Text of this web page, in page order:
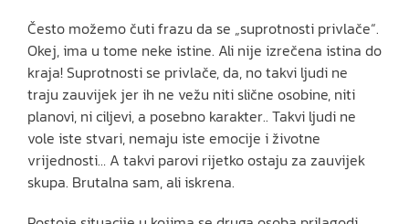
Često možemo čuti frazu da se „suprotnosti privlače“.
Okej, ima u tome neke istine. Ali nije izrečena istina do
kraja! Suprotnosti se privlače, da, no takvi ljudi ne
traju zauvijek jer ih ne vežu niti slične osobine, niti
planovi, ni ciljevi, a posebno karakter.. Takvi ljudi ne
vole iste stvari, nemaju iste emocije i životne
vrijednosti… A takvi parovi rijetko ostaju za zauvijek
skupa. Brutalna sam, ali iskrena.